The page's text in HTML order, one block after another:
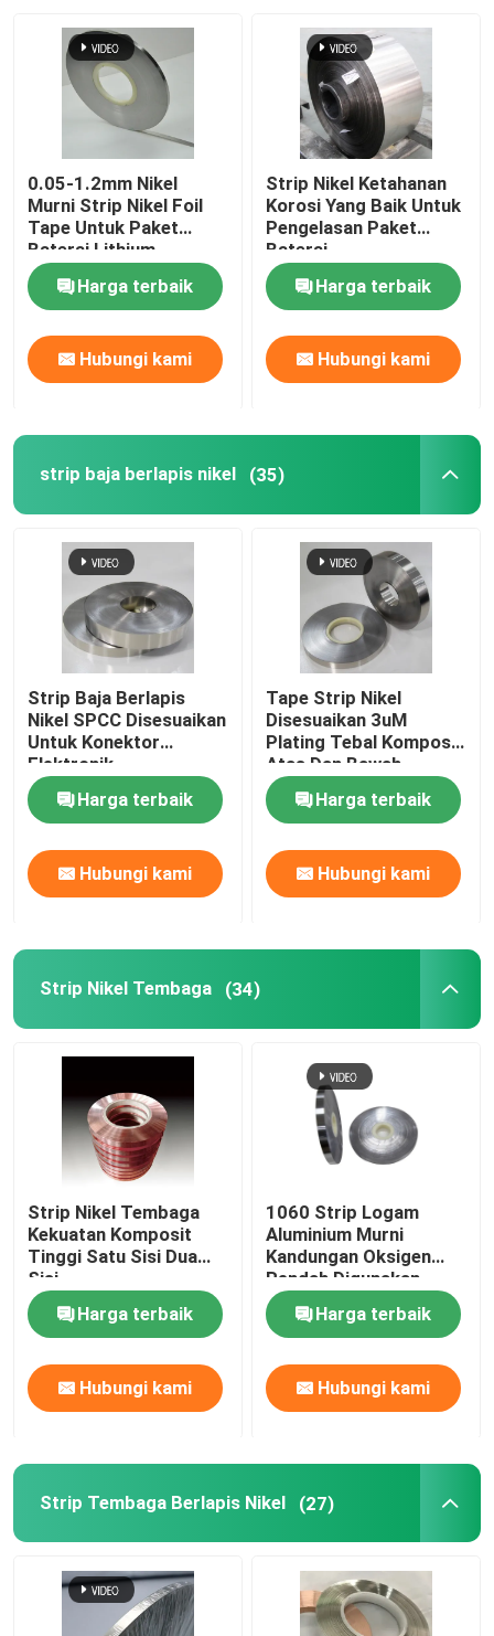
Tur Pabrik
Kontrol kualitas
Hubungi kami
Berita
Permintaan Penawaran
strip baja berlapis nikel
Strip Nikel Tembaga
Strip Tembaga Berlapis Nikel
Strip Paduan Nikel Besi
Konektor Baterai Lithium
Konektor Busbar Baterai
Timah Timah Antimony Foil
Solder Berbasis Timbal
Solder Bebas Timbal
0.05-1.2mm Nikel
Murni Strip Nikel Foil
Tape Untuk Paket
Baterai Lithium
Harga terbaik
Hubungi kami
Strip Nikel Ketahanan
Korosi Yang Baik Untuk
Pengelasan Paket
Baterai
Harga terbaik
Hubungi kami
strip baja berlapis nikel (35)
Strip Baja Berlapis
Nikel SPCC Disesuaikan
Untuk Konektor
Elektronik
Harga terbaik
Hubungi kami
Tape Strip Nikel
Disesuaikan 3uM
Plating Tebal Komposit
Atas Dan Bawah
Harga terbaik
Hubungi kami
Strip Nikel Tembaga (34)
Strip Nikel Tembaga
Kekuatan Komposit
Tinggi Satu Sisi Dua
Sisi
Harga terbaik
Hubungi kami
1060 Strip Logam
Aluminium Murni
Kandungan Oksigen
Rendah Digunakan
Untuk Signage
Harga terbaik
Hubungi kami
Strip Tembaga Berlapis Nikel (27)